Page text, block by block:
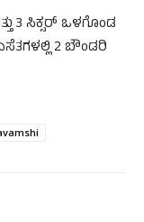
3 ಸಿಕ್ಸರ್‌ ಒಳಗೊಂಡ
2 ಬೌಂಡರಿ